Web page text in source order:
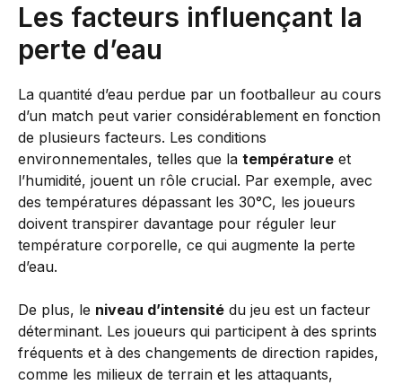
Les facteurs influençant la
perte d’eau
La quantité d’eau perdue par un footballeur au cours
d’un match peut varier considérablement en fonction
de plusieurs facteurs. Les conditions
environnementales, telles que la température et
l’humidité, jouent un rôle crucial. Par exemple, avec
des températures dépassant les 30°C, les joueurs
doivent transpirer davantage pour réguler leur
température corporelle, ce qui augmente la perte
d’eau.
De plus, le niveau d’intensité du jeu est un facteur
déterminant. Les joueurs qui participent à des sprints
fréquents et à des changements de direction rapides,
comme les milieux de terrain et les attaquants,